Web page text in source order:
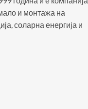
и монтажа на
соларна енергија и